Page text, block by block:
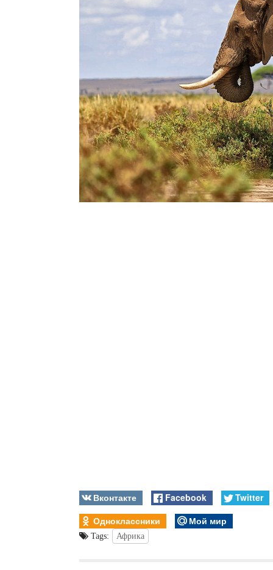
Вконтакте Facebook
Twitter
Одноклассники
Мой мир
Tags: Африка